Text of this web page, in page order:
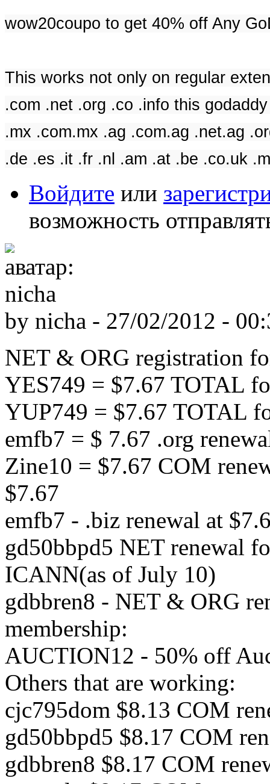
wow20coupo to get 40% off Any
This works not only on regular
.com .net .org .co .info this
.mx .com.mx .ag .com.ag .net.ag
.de .es .it .fr .nl .am .at .be .co.uk
Войдите или
возможность
by nicha - 27/02/2012 -
NET & ORG registration
YES749 = $7.67 TOTAL
YUP749 = $7.67 TOTAL
emfb7 = $ 7.67 .org
Zine10 = $7.67 COM
$7.67
emfb7 - .biz renewal at
gd50bbpd5 NET renewal
ICANN(as of July 10)
gdbbren8 - NET & ORG
membership:
AUCTION12 - 50% off
Others that are working:
cjc795dom $8.13 COM
gd50bbpd5 $8.17 COM
gdbbren8 $8.17 COM